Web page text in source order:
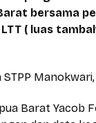
bersama
( luas
Barat Yacob